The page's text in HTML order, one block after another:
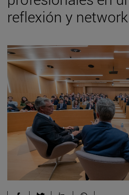
reflexión y